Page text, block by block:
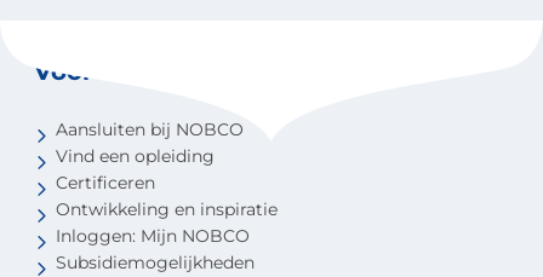
Voor coaches
Aansluiten bij NOBCO
Vind een opleiding
Certificeren
Ontwikkeling en inspiratie
Inloggen: Mijn NOBCO
Subsidiemogelijkheden